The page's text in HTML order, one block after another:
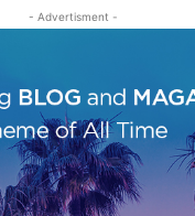
- Advertisment -